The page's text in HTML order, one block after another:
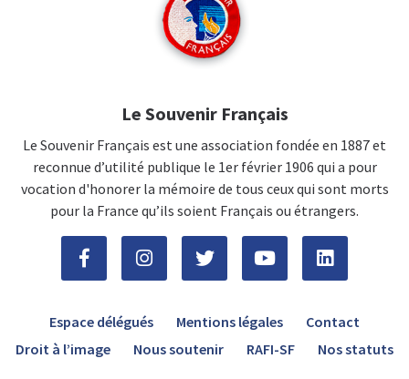
Le Souvenir Français
Le Souvenir Français est une association fondée en 1887 et
reconnue d’utilité publique le 1er février 1906 qui a pour
vocation d'honorer la mémoire de tous ceux qui sont morts
pour la France qu’ils soient Français ou étrangers.
Espace délégués Mentions légales
Contact
Droit à l’image
Nous soutenir RAFI-SF Nos statuts